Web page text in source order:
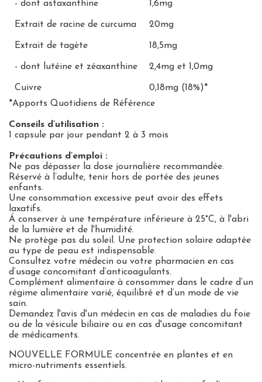
- dont astaxanthine 1,6mg
Extrait de racine de curcuma 20mg
Extrait de tagète 18,5mg
- dont lutéine et zéaxanthine 2,4mg et 1,0mg
Cuivre
0,18mg (18%)*
*Apports Quotidiens de Référence
Conseils d’utilisation :
1 capsule par jour pendant 2 à 3 mois
Précautions d’emploi :
Ne pas dépasser la dose journalière recommandée.
Réservé à l’adulte, tenir hors de portée des jeunes
enfants.
Une consommation excessive peut avoir des effets
laxatifs.
Á conserver à une température inférieure à 25°C, à l'abri
de la lumière et de l'humidité.
Ne protège pas du soleil. Une protection solaire adaptée
au type de peau est indispensable.
Consultez votre médecin ou votre pharmacien en cas
d’usage concomitant d’anticoagulants.
Complément alimentaire à consommer dans le cadre d’un
régime alimentaire varié, équilibré et d’un mode de vie
sain.
Demandez l'avis d'un médecin en cas de maladies du foie
ou de la vésicule biliaire ou en cas d'usage concomitant
de médicaments.
NOUVELLE FORMULE concentrée en plantes et en
micro-nutriments essentiels.